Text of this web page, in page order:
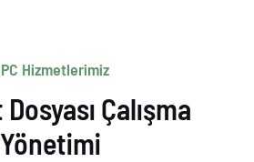
Hizmetlerimiz
Çalışma
Yönetimi